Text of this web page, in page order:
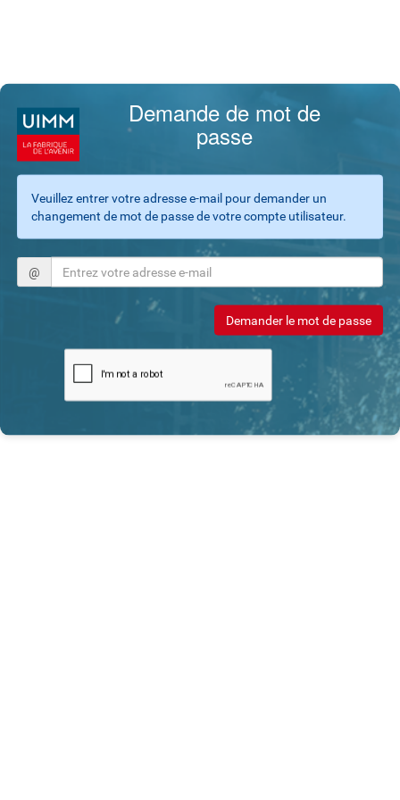
Demande de mot de
passe
Veuillez entrer votre adresse e-mail pour demander un
changement de mot de passe de votre compte utilisateur.
@